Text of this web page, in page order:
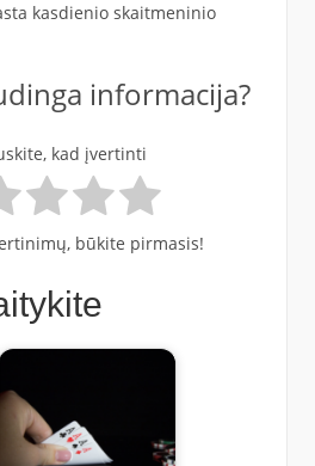
kasdienio skaitmeninio
informacija?
kad įvertinti
būkite pirmasis!